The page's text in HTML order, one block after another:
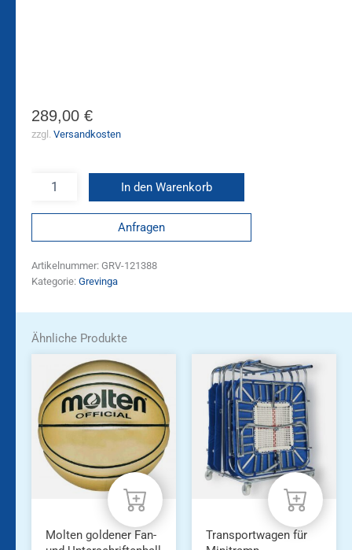
289,00 €
zzgl. Versandkosten
In den Warenkorb
Anfragen
Artikelnummer: GRV-121388
Kategorie: Grevinga
Ähnliche Produkte
Molten goldener Fan-
Transportwagen für